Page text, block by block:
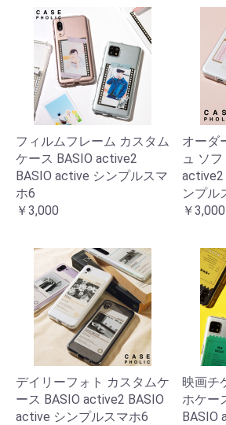
フィルムフレーム カスタム
ケース BASIO active2
BASIO active シンプルスマ
ホ6
￥3,000
オーダ
ュ ソ
ンプル
￥3,000
デイリーフォト カスタムケ
ース BASIO active2 BASIO
active シンプルスマホ6
映画チ
ホケー
BASIO